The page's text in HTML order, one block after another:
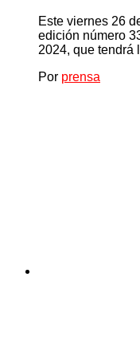
Este viernes 26
edición número
2024, que tendrá
Por prensa